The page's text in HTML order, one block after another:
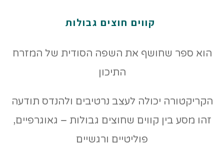
קווים חוצים גבולות
הוא ספר שחושף את השפה הסודית של המזרח
התיכון
הקריקטורה יכולה לעצב נרטיבים ולהנדס תודעה
זהו מסע בין קווים שחוצים גבולות – גאוגרפיים,
פוליטיים ורגשיים